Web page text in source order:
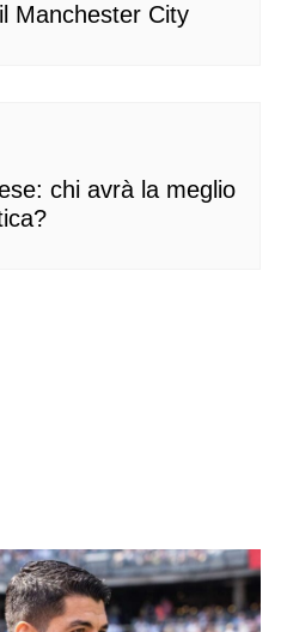
Manchester City
chi avrà la meglio